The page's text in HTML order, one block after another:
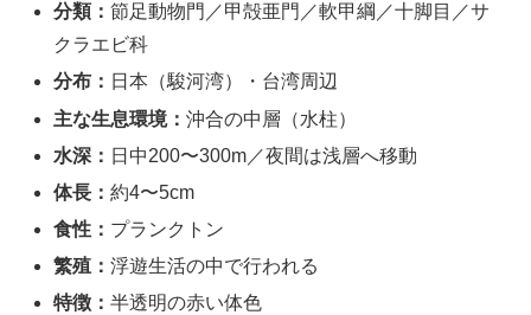
分類：節足動物門／甲殻亜門／軟甲綱／十脚目／サ
クラエビ科
分布： 日本（駿河湾）・台湾周辺
主な生息環境：沖合の中層（水柱）
水深： 日中200〜300m／夜間は浅層へ移動
体長：約4〜5cm
食性： プランクトン
繁殖：浮遊生活の中で行われる
特徴：半透明の赤い体色